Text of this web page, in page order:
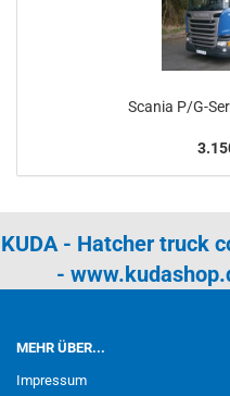
Scania P/G-
KUDA - Hatcher truck
-
MEHR ÜBER...
Impressum